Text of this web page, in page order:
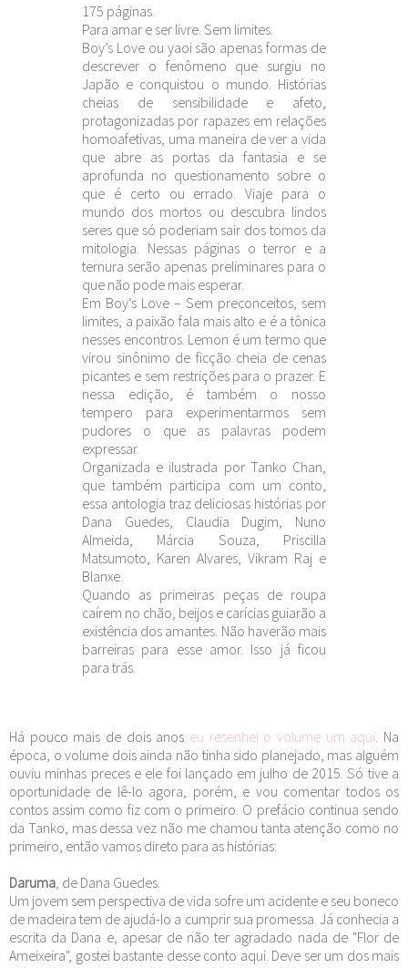
175 páginas.
Para amar e ser livre. Sem limites.
Boy’s Love ou yaoi são apenas formas de
descrever o fenômeno que surgiu no
Japão e conquistou o mundo. Histórias
cheias de sensibilidade e afeto,
protagonizadas por rapazes em relações
homoafetivas, uma maneira de ver a vida
que abre as portas da fantasia e se
aprofunda no questionamento sobre o
que é certo ou errado. Viaje para o
mundo dos mortos ou descubra lindos
seres que só poderiam sair dos tomos da
mitologia. Nessas páginas o terror e a
ternura serão apenas preliminares para o
que não pode mais esperar.
Em Boy’s Love – Sem preconceitos, sem
limites, a paixão fala mais alto e é a tônica
nesses encontros. Lemon é um termo que
virou sinônimo de ficção cheia de cenas
picantes e sem restrições para o prazer. E
nessa edição, é também o nosso
tempero para experimentarmos sem
pudores o que as palavras podem
expressar.
Organizada e ilustrada por Tanko Chan,
que também participa com um conto,
essa antologia traz deliciosas histórias por
Dana Guedes, Claudia Dugim, Nuno
Almeida, Márcia Souza, Priscilla
Matsumoto, Karen Alvares, Vikram Raj e
Blanxe.
Quando as primeiras peças de roupa
caírem no chão, beijos e carícias guiarão a
existência dos amantes. Não haverão mais
barreiras para esse amor. Isso já ficou
para trás.
Há pouco mais de dois anos eu resenhei o volume um aqui . Na
época, o volume dois ainda não tinha sido planejado, mas alguém
ouviu minhas preces e ele foi lançado em julho de 2015. Só tive a
oportunidade de lê-lo agora, porém, e vou comentar todos os
contos assim como fiz com o primeiro. O prefácio continua sendo
da Tanko, mas dessa vez não me chamou tanta atenção como no
primeiro, então vamos direto para as histórias:
Daruma , de Dana Guedes.
Um jovem sem perspectiva de vida sofre um acidente e seu boneco
de madeira tem de ajudá-lo a cumprir sua promessa. Já conhecia a
escrita da Dana e, apesar de não ter agradado nada de "Flor de
Ameixeira", gostei bastante desse conto aqui. Deve ser um dos mais